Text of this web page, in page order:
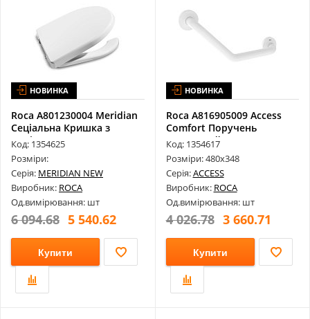
НОВИНКА
Roca A801230004 Meridian
Сеціальна Кришка з
Сидінням...
Код: 1354625
Розміри:
Серія: MERIDIAN NEW
Виробник: ROCA
Од.вимірювання: шт
6 094.68 5 540.62
Купити
НОВИНКА
Roca A816905009 Access
Comfort Поручень
Металевий, К...
Код: 1354617
Розміри: 480х348
Серія:ACCESS
Виробник: ROCA
Од.вимірювання: шт
4 026.78 3 660.71
Купити